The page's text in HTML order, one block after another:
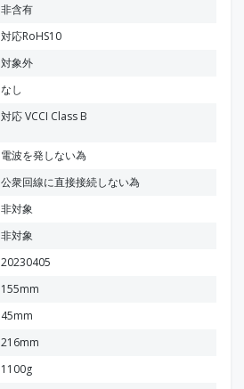
非含有
対応RoHS10
対象外
なし
対応 VCCI Class B
電波を発しない為
公衆回線に直接接続しない為
非対象
非対象
20230405
155mm
45mm
216mm
1100g